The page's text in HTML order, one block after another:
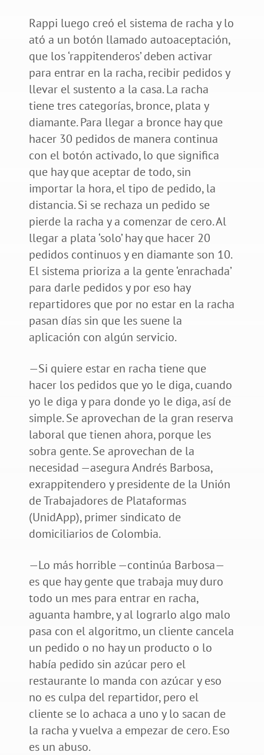
Rappi luego creó el sistema de racha y lo
ató a un botón llamado autoaceptación,
que los ‘rappitenderos’ deben activar
para entrar en la racha, recibir pedidos y
llevar el sustento a la casa. La racha
tiene tres categorías, bronce, plata y
diamante. Para llegar a bronce hay que
hacer 30 pedidos de manera continua
con el botón activado, lo que significa
que hay que aceptar de todo, sin
importar la hora, el tipo de pedido, la
distancia. Si se rechaza un pedido se
pierde la racha y a comenzar de cero. Al
llegar a plata ‘solo’ hay que hacer 20
pedidos continuos y en diamante son 10.
El sistema prioriza a la gente ‘enrachada’
para darle pedidos y por eso hay
repartidores que por no estar en la racha
pasan días sin que les suene la
aplicación con algún servicio.
—Si quiere estar en racha tiene que
hacer los pedidos que yo le diga, cuando
yo le diga y para donde yo le diga, así de
simple. Se aprovechan de la gran reserva
laboral que tienen ahora, porque les
sobra gente. Se aprovechan de la
necesidad —asegura Andrés Barbosa,
exrappitendero y presidente de la Unión
de Trabajadores de Plataformas
(UnidApp), primer sindicato de
domiciliarios de Colombia.
—Lo más horrible —continúa Barbosa—
es que hay gente que trabaja muy duro
todo un mes para entrar en racha,
aguanta hambre, y al lograrlo algo malo
pasa con el algoritmo, un cliente cancela
un pedido o no hay un producto o lo
había pedido sin azúcar pero el
restaurante lo manda con azúcar y eso
no es culpa del repartidor, pero el
cliente se lo achaca a uno y lo sacan de
la racha y vuelva a empezar de cero. Eso
es un abuso.